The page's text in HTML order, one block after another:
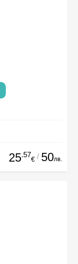
25.57
€ / 50лв.